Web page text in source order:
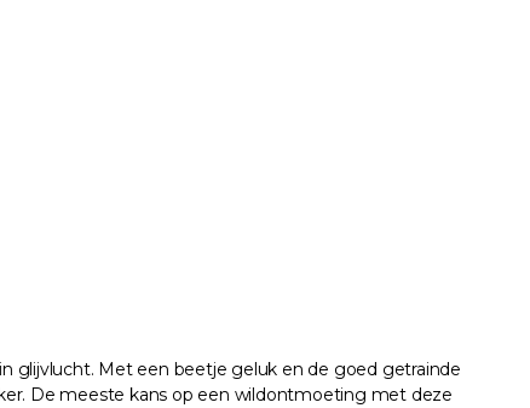
glijvlucht. Met een beetje geluk en de goed getrainde
De meeste kans op een wildontmoeting met deze